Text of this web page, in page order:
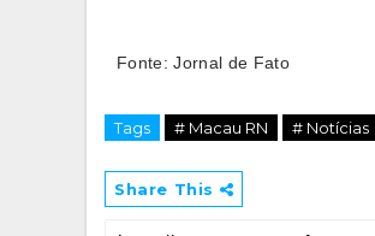
Fonte: Jornal de Fato
Tags # Macau RN # Notícias
Share This